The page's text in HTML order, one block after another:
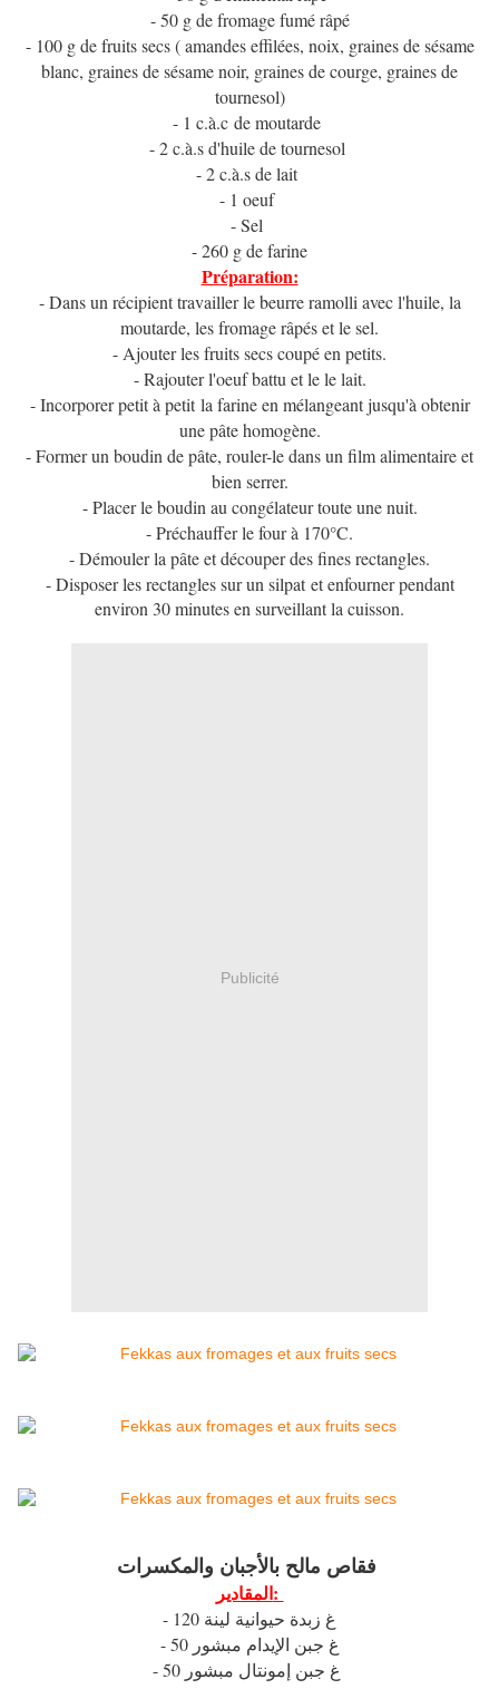
- 50 g de fromage fumé râpé
- 100 g de fruits secs ( amandes effilées, noix, graines de sésame
blanc, graines de sésame noir, graines de courge, graines de
tournesol)
- 1 c.à.c de moutarde
- 2 c.à.s d'huile de tournesol
- 2 c.à.s de lait
- 1 oeuf
- Sel
- 260 g de farine
Préparation:
- Dans un récipient travailler le beurre ramolli avec l'huile, la
moutarde, les fromage râpés et le sel.
- Ajouter les fruits secs coupé en petits.
- Rajouter l'oeuf battu et le le lait.
- Incorporer petit à petit la farine en mélangeant jusqu'à obtenir
une pâte homogène.
- Former un boudin de pâte, rouler-le dans un film alimentaire et
bien serrer.
- Placer le boudin au congélateur toute une nuit.
- Préchauffer le four à 170°C.
- Démouler la pâte et découper des fines rectangles.
- Disposer les rectangles sur un silpat et enfourner pendant
environ 30 minutes en surveillant la cuisson.
Publicité
المقادير:
- 120 غ زبدة حيوانية لينة
- 50 غ جبن الإيدام مبشور